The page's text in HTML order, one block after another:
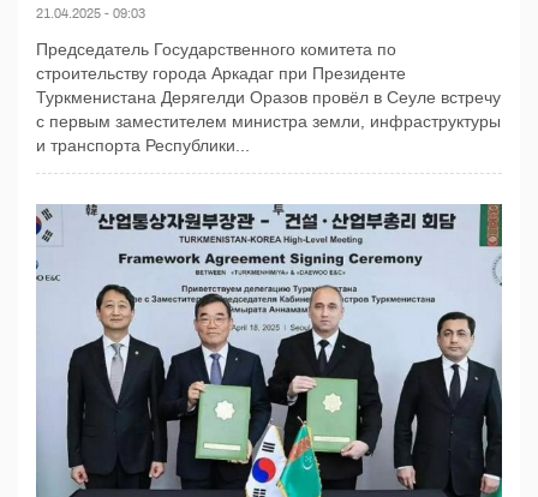
21.04.2025 - 09:03
Председатель Государственного комитета по
строительству города Аркадаг при Президенте
Туркменистана Дерягелди Оразов провёл в Сеуле встречу
с первым заместителем министра земли, инфраструктуры
и транспорта Республики...